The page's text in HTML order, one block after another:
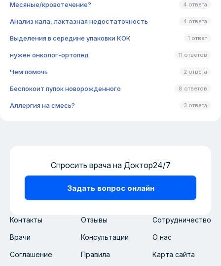
Месяные/кровотечение? 4 ответа
Анализ кала, лактазная недостаточность 4 ответа
Выделения в середине упаковки КОК 1 ответ
нужен онколог-ортопед 11 ответов
Чем помочь 2 ответа
Беспокоит пупок новорожденного 8 ответов
Аллергия на смесь? 3 ответа
Контакты Отзывы Сотрудничество
Врачи Консультации О нас
Соглашение Правила Карта сайта
Спросить врача на Доктор24/7
Задать вопрос онлайн